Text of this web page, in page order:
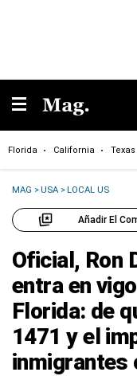
Florida California Texas
MAG >USA >LOCAL US
Añadir El
Oficial, Ron
entra en
Florida: de
1471 y el
inmigrantes